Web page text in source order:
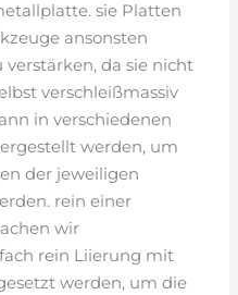
sie Platten
ansonsten
da sie nicht
verschleißmassiv
in verschiedenen
werden, um
der jeweiligen
rein einer
wir
rein Liierung mit
werden, um die